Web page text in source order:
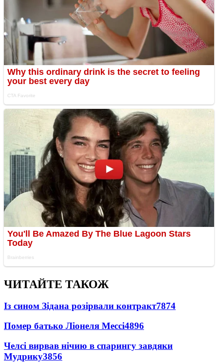
ЧИТАЙТЕ ТАКОЖ
Із сином Зідана розірвали контракт7874
Помер батько Ліонеля Мессі4896
Челсі вирвав нічию в спарингу завдяки
Мудрику3856